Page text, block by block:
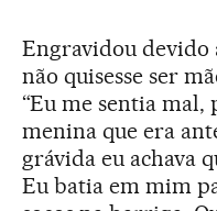
Engravidou devido
não quisesse ser
“Eu me sentia mal,
menina que era
grávida eu achava
Eu batia em mim